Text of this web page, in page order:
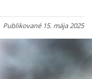
Publikované 15. mája 2025